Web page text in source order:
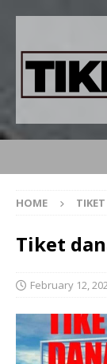
HOME
Tiket
February 12,